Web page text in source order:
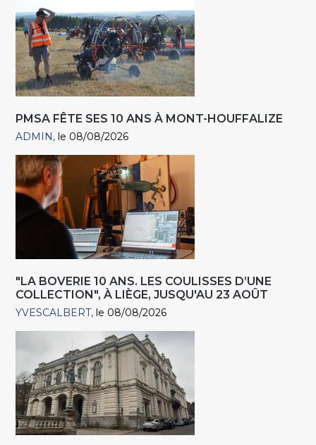
PMSA FÊTE SES 10 ANS À MONT-HOUFFALIZE
ADMIN le 08/08/2026
"LA BOVERIE 10 ANS. LES COULISSES D’UNE
COLLECTION", À LIÈGE, JUSQU'AU 23 AOÛT
YVESCALBERT le 08/08/2026